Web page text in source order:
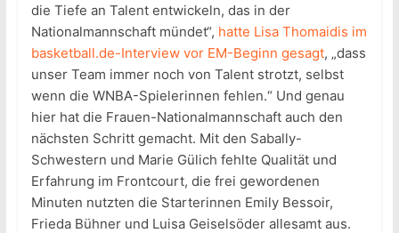
die Tiefe an Talent entwickeln, das in der
Nationalmannschaft mündet“, hatte Lisa Thomaidis im
basketball.de-Interview vor EM-Beginn gesagt, „dass
unser Team immer noch von Talent strotzt, selbst
wenn die WNBA-Spielerinnen fehlen.“ Und genau
hier hat die Frauen-Nationalmannschaft auch den
nächsten Schritt gemacht. Mit den Sabally-
Schwestern und Marie Gülich fehlte Qualität und
Erfahrung im Frontcourt, die frei gewordenen
Minuten nutzten die Starterinnen Emily Bessoir,
Frieda Bühner und Luisa Geiselsöder allesamt aus.